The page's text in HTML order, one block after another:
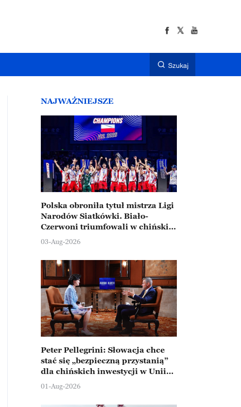
Szukaj
NAJWAŻNIEJSZE
Polska obroniła tytuł mistrza Ligi
Narodów Siatkówki. Biało-
Czerwoni triumfowali w chińskim
Ningbo
03-Aug-2026
Peter Pellegrini: Słowacja chce
stać się „bezpieczną przystanią”
dla chińskich inwestycji w Unii
Europejskiej
01-Aug-2026